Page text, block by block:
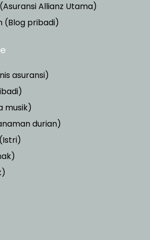
Allianz Utama)
(Blog pribadi)
asuransi)
musik)
durian)